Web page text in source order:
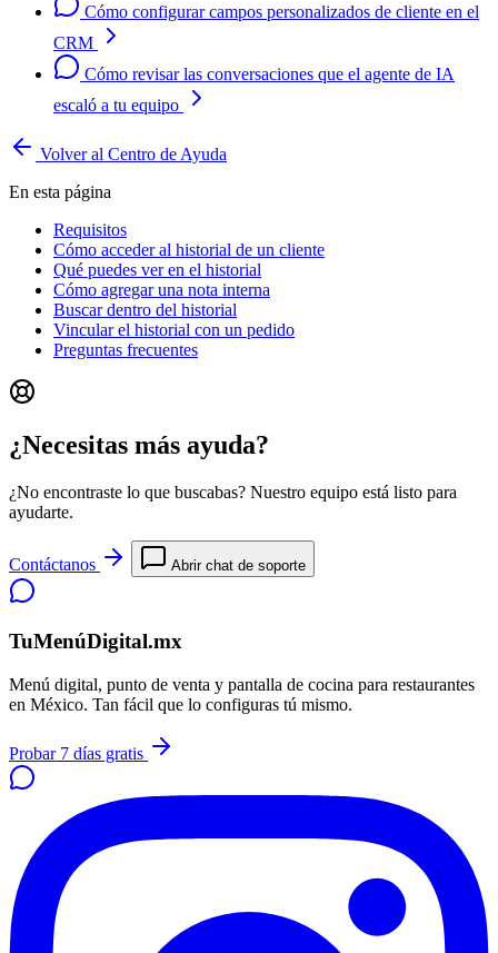
Cómo configurar campos personalizados de cliente en el
CRM
Cómo revisar las conversaciones que el agente de IA
escaló a tu equipo
Volver al Centro de Ayuda
En esta página
Requisitos
Cómo acceder al historial de un cliente
Qué puedes ver en el historial
Cómo agregar una nota interna
Buscar dentro del historial
Vincular el historial con un pedido
Preguntas frecuentes
¿Necesitas más ayuda?
¿No encontraste lo que buscabas? Nuestro equipo está listo para
ayudarte.
Contáctanos Abrir chat de soporte
TuMenúDigital.mx
Menú digital, punto de venta y pantalla de cocina para restaurantes
en México. Tan fácil que lo configuras tú mismo.
Probar 7 días gratis